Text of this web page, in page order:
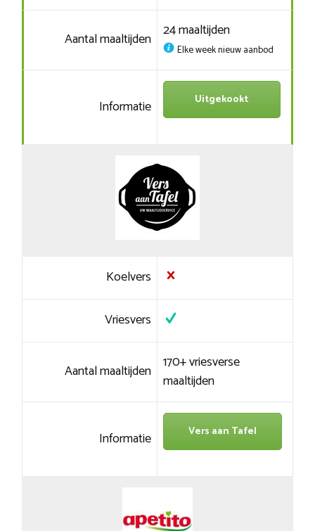
Aantal maaltijden 24 maaltijden
Elke week nieuw aanbod
Informatie Uitgekookt
Koelvers
Vriesvers
Aantal maaltijden 170+ vriesverse
maaltijden
Informatie Vers aan Tafel